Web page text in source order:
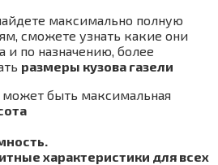
максимально полную
сможете узнать какие они
и по назначению, более
размеры кузова газели
может быть максимальная
характеристики для всех